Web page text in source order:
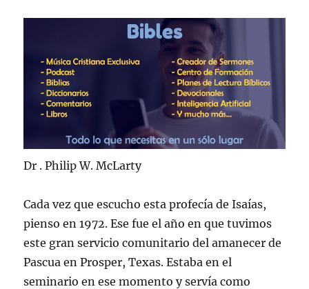
Dr . Philip W. McLarty
Cada vez que escucho esta profecía de Isaías,
pienso en 1972. Ese fue el año en que tuvimos
este gran servicio comunitario del amanecer de
Pascua en Prosper, Texas. Estaba en el
seminario en ese momento y servía como